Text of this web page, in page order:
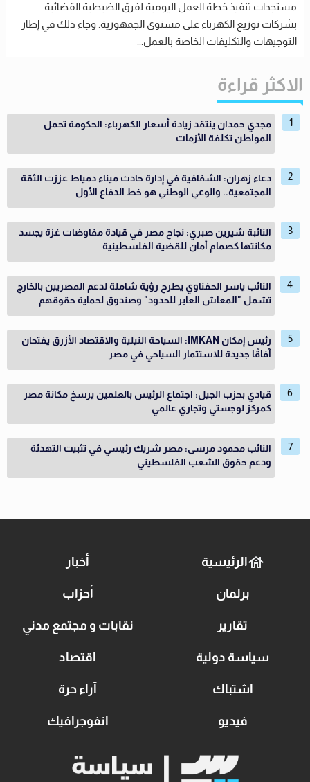
مستجدات تنفيذ خطة العمل اليومية لفرق الضبطية القضائية
بشركات توزيع الكهرباء على مستوى الجمهورية. وجاء ذلك في إطار
التوجيهات والتكليفات الخاصة بالعمل...
الاكثر قراءة
مجدي حمدان ينتقد زيادة أسعار الكهرباء: الحكومة تحمل
المواطن تكلفة الأزمات
دعاء زهران: الشفافية في إدارة حادث ميناء دمياط عززت الثقة
المجتمعية.. والوعي الوطني هو خط الدفاع الأول
النائبة شيرين صبري: نجاح مصر في قيادة مفاوضات غزة يجسد
مكانتها كصمام أمان للقضية الفلسطينية
النائب ياسر الحفناوي يطرح رؤية شاملة لدعم المصريين بالخارج
تشمل "المعاش العابر للحدود" وصندوق لحماية حقوقهم
رئيس إمكان IMKAN: السياحة النيلية والاقتصاد الأزرق يفتحان
آفاقًا جديدة للاستثمار السياحي في مصر
قيادي بحزب الجيل: اجتماع الرئيس بالعلمين يرسخ مكانة مصر
كمركز لوجستي وتجاري عالمي
النائب محمود مرسى: مصر شريك رئيسي في تثبيت التهدئة
ودعم حقوق الشعب الفلسطيني
الرئيسية أخبار
برلمان أحزاب
تقارير نقابات و مجتمع مدني
سياسة دولية اقتصاد
اشتباك آراء حرة
فيديو انفوجرافيك